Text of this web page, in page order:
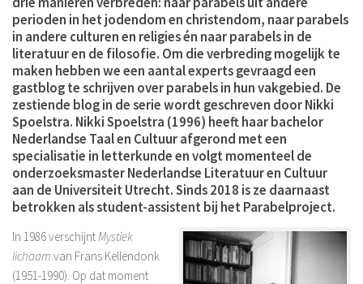
perioden in het jodendom en christendom, naar parabels
in andere culturen en religies én naar parabels in de
literatuur en de filosofie. Om die verbreding mogelijk te
maken hebben we een aantal experts gevraagd een
gastblog te schrijven over parabels in hun vakgebied. De
zestiende blog in de serie wordt geschreven door Nikki
Spoelstra. Nikki Spoelstra (1996) heeft haar bachelor
Nederlandse Taal en Cultuur afgerond met een
specialisatie in letterkunde en volgt momenteel de
onderzoeksmaster Nederlandse Literatuur en Cultuur
aan de Universiteit Utrecht. Sinds 2018 is ze daarnaast
betrokken als student-assistent bij het Parabelproject.
In 1986 verschijntMystiek
lichaam van Frans Kellendonk
(1951-1990). Op dat moment